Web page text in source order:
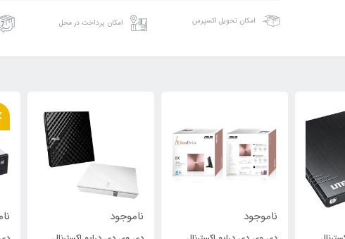
امکان تحویل اکسپرس امکان پرداخت در محل
ناموجود ناموجود